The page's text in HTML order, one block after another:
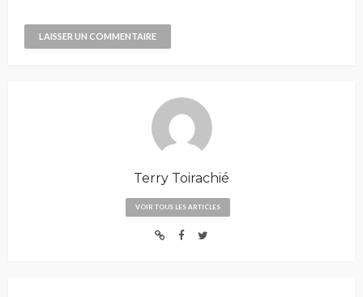
Terry Toirachié
VOIR TOUS LES ARTICLES